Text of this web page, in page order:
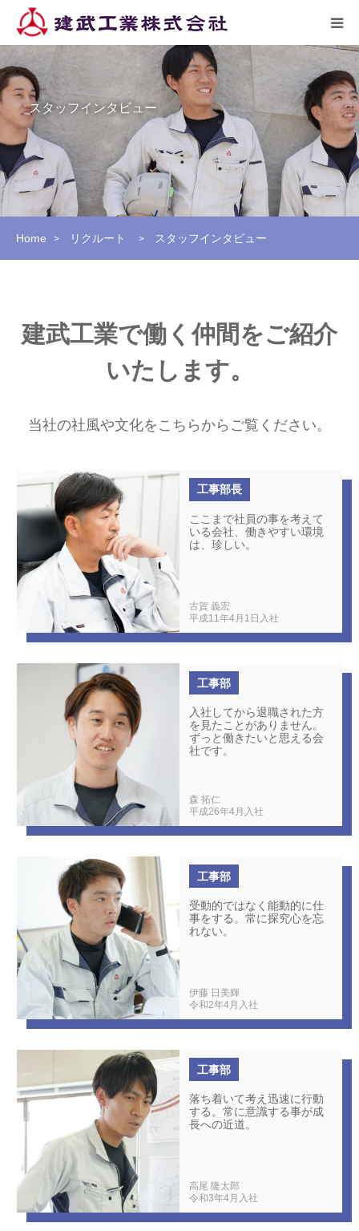
スタッフインタビュー
Home > リクルート > スタッフインタビュー
建武工業で働く仲間をご紹介
いたします。
当社の社風や文化をこちらからご覧ください。
工事部長
ここまで社員の事を考えて
いる会社、働きやすい環境
は、珍しい。
古賀 義宏
平成11年4月1日入社
工事部
入社してから退職された方
を見たことがありません。
ずっと働きたいと思える会
社です。
森 拓仁
平成26年4月入社
工事部
受動的ではなく能動的に仕
事をする。常に探究心を忘
れない。
伊藤 日美輝
令和2年4月入社
工事部
落ち着いて考え迅速に行動
する。常に意識する事が成
長への近道。
高尾 隆太郎
令和3年4月入社
トピックス
企業情報
施工実績
お問い合わせ